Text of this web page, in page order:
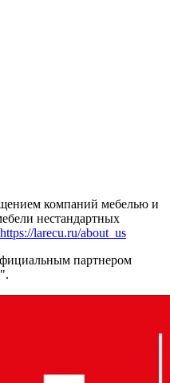
компаний мебелью и
нестандартных
https://larecu.ru/about_us
партнером